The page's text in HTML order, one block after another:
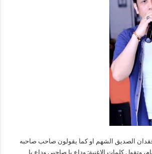
فقدان الصديق الشهم او كما يقولون صاحب صاحبه
وتقول كلمات الاغنية: وداع يا صاحبي وداع يا